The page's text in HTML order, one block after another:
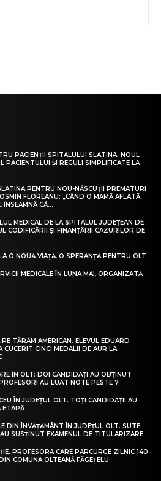
PACIENȚII SPITALULUI SLATINA. NOUL
PACIENTULUI ȘI REGULI SIMPLIFICATE LA
PENTRU NOU-NĂSCUȚII PREMATURI
FLOREANU: „CÂND O MAMĂ AFLATĂ
CĂ...
MEDICAL DE LA SPITALUL JUDEȚEAN DE
CODIFICĂRII ȘI FINANȚĂRII CAZURILOR DE
O NOUĂ VIAȚĂ, O SPERANȚĂ PENTRU OLT
MEDICALE ÎN LUNA MAI, ORGANIZATĂ
TĂRÂM AMERICAN. ELEVUL EDUARD
CUCERIT CINCI MEDALII DE AUR LA
ÎN OLT: DOI CANDIDAȚI AU OBȚINUT
AU LUAT NOTE PESTE 7
ÎN JUDEȚUL OLT. TOȚI CANDIDAȚII AU
ETAPĂ
DIN ÎNVĂȚĂMÂNT ÎN JUDEȚUL OLT. SUTE
SUSȚINUT EXAMENUL DE TITULARIZARE
PROFESORA CARE PARCURGE ZILNIC 140
COMUNA OLTEANĂ FĂGEȚELU